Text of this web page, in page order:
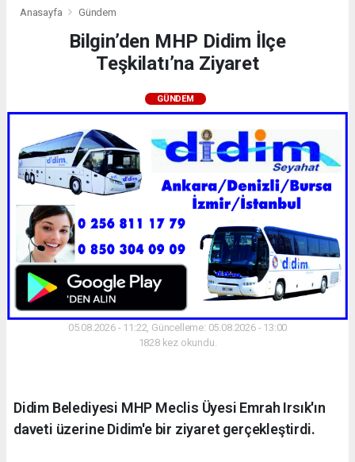
Anasayfa Gündem
Bilgin’den MHP Didim İlçe
Teşkilatı’na Ziyaret
GÜNDEM
05.08.2026 - 11:22, Güncelleme: 05.08.2026 - 13:00
1828 kez okundu.
Didim Belediyesi MHP Meclis Üyesi Emrah Irsık'ın
daveti üzerine Didim'e bir ziyaret gerçekleştirdi.